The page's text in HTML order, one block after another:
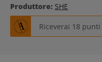
Produttore: SHE
Riceverai 18